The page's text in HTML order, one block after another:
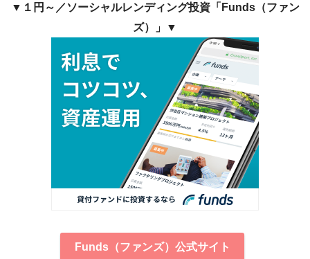
▼１円～／ソーシャルレンディング投資「Funds（ファン
ズ）」▼
Funds（ファンズ）公式サイト